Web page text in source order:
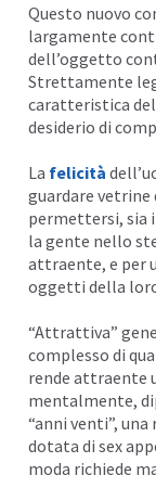
Questo nuovo
largamente
dell’oggetto
Strettamente
caratteristica
desiderio di
La felicità
guardare vetrine
permettersi, sia
la gente nello
attraente, e per
oggetti della
“Attrattiva”
complesso di
rende attraente
mentalmente,
“anni venti”, una
dotata di sex
moda richiede